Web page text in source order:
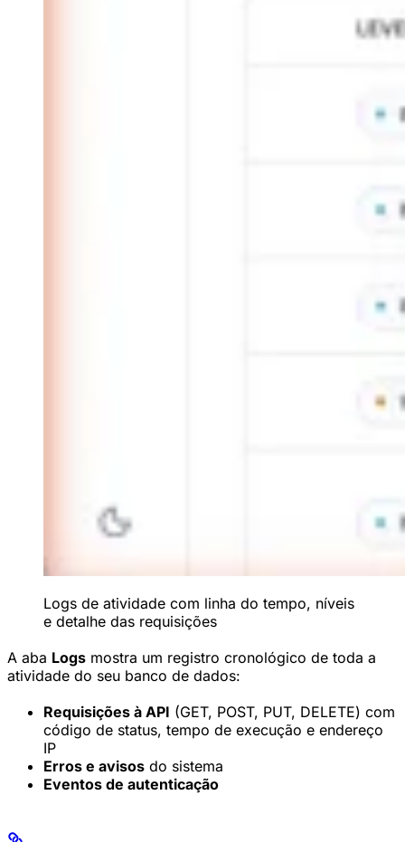
Logs de atividade com linha do tempo, níveis
e detalhe das requisições
A aba Logs mostra um registro cronológico de toda a
atividade do seu banco de dados:
Requisições à API (GET, POST, PUT, DELETE) com
código de status, tempo de execução e endereço
IP
Erros e avisos do sistema
Eventos de autenticação